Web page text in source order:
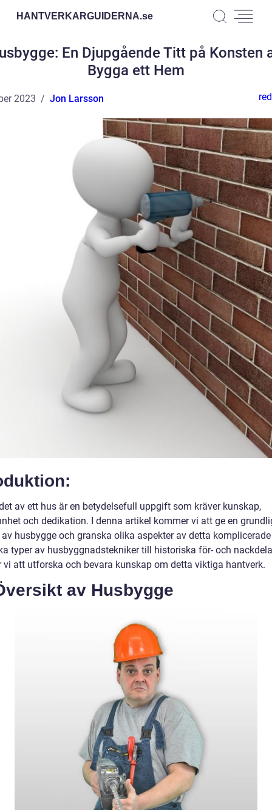
HANTVERKARGUIDERNA.se
En Djupgående Titt på Konsten
Bygga ett Hem
2023 Jon Larsson
av ett hus är en betydelsefull uppgift som kräver kunskap,
och dedikation. I denna artikel kommer vi att ge en
husbygge och granska olika aspekter av detta
typer av husbyggnadstekniker till historiska för- och
vi att utforska och bevara kunskap om detta viktiga hantverk.
av Husbygge